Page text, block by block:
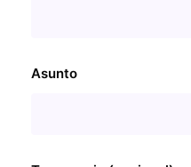
Asunto